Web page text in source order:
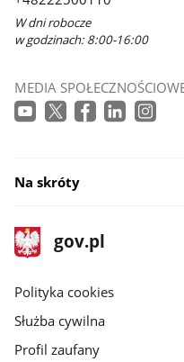
W dni robocze
w godzinach: 8:00-16:00
MEDIA
Na skróty
stopka
gov.pl
Strona
gov.pl
gov.pl
Polityka cookies
Służba cywilna
Profil zaufany